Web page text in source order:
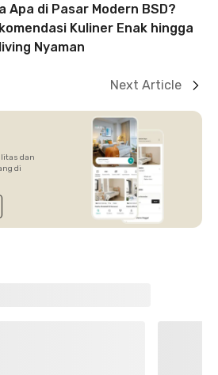
Apa di Pasar Modern BSD?
Kuliner Enak hingga
Nyaman
Next Article
dan
di